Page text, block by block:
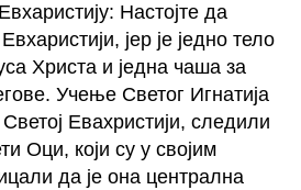
Настојте да
јер је једно тело
Христа и једна чаша за
Учење Светог Игнатија
Евахристији, следили
Оци, који су у својим
да је она централна